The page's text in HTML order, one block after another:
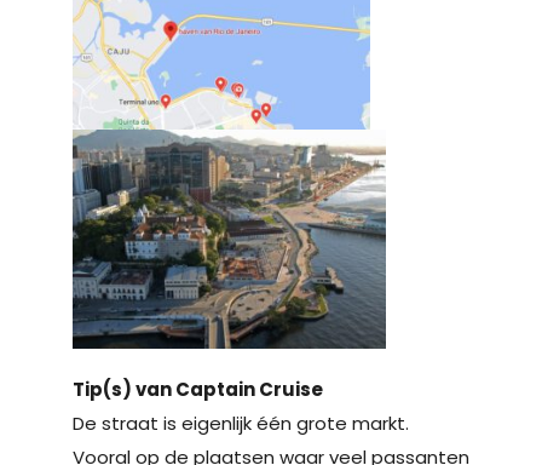
Tip(s) van Captain Cruise
De straat is eigenlijk één grote markt.
Vooral op de plaatsen waar veel passanten